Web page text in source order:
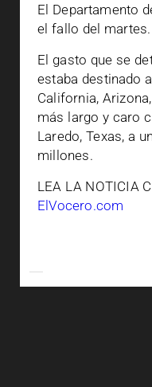
El Departamento
el fallo del martes.
El gasto que se
estaba destinado
California,
más largo y caro
Laredo, Texas, a
millones.
LEA LA NOTICIA
ElVocero.com